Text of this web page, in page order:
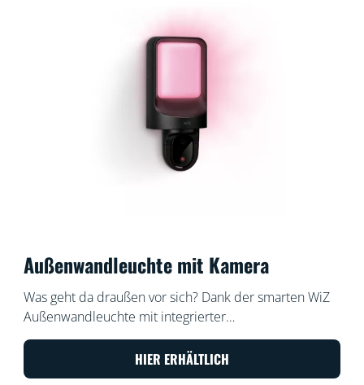
Außenwandleuchte mit Kamera
Was geht da draußen vor sich? Dank der smarten WiZ
Außenwandleuchte mit integrierter
Überwachungskamera bleibt niemand mehr im
Dunkeln stehen. Sobald eine Bewegung erkannt wird,
geht das Licht unserer wetterfesten Kamera an.
HIER ERHÄLTLICH